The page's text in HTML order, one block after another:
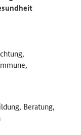
Beratung,